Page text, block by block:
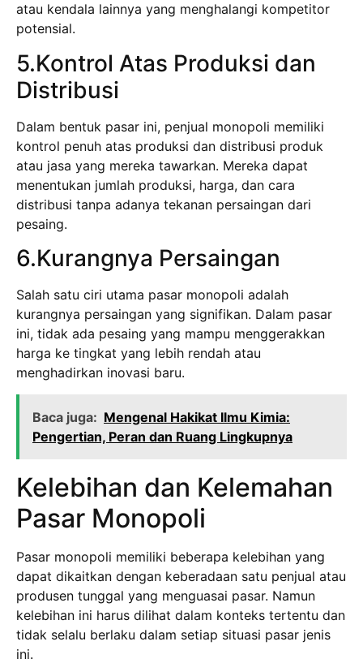
atau kendala lainnya yang menghalangi kompetitor
potensial.
5.Kontrol Atas Produksi dan
Distribusi
Dalam bentuk pasar ini, penjual monopoli memiliki
kontrol penuh atas produksi dan distribusi produk
atau jasa yang mereka tawarkan. Mereka dapat
menentukan jumlah produksi, harga, dan cara
distribusi tanpa adanya tekanan persaingan dari
pesaing.
6.Kurangnya Persaingan
Salah satu ciri utama pasar monopoli adalah
kurangnya persaingan yang signifikan. Dalam pasar
ini, tidak ada pesaing yang mampu menggerakkan
harga ke tingkat yang lebih rendah atau
menghadirkan inovasi baru.
Baca juga: Mengenal Hakikat Ilmu Kimia:
Pengertian, Peran dan Ruang Lingkupnya
Kelebihan dan Kelemahan
Pasar Monopoli
Pasar monopoli memiliki beberapa kelebihan yang
dapat dikaitkan dengan keberadaan satu penjual atau
produsen tunggal yang menguasai pasar. Namun
kelebihan ini harus dilihat dalam konteks tertentu dan
tidak selalu berlaku dalam setiap situasi pasar jenis
ini.